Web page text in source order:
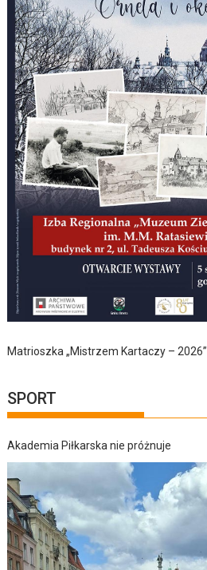
Matrioszka „Mistrzem Kartaczy – 2026”
SPORT
Akademia Piłkarska nie próżnuje